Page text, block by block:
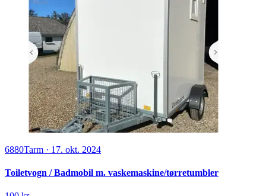
6880Tarm · 17. okt. 2024
Toiletvogn / Badmobil m. vaskemaskine/tørretumbler